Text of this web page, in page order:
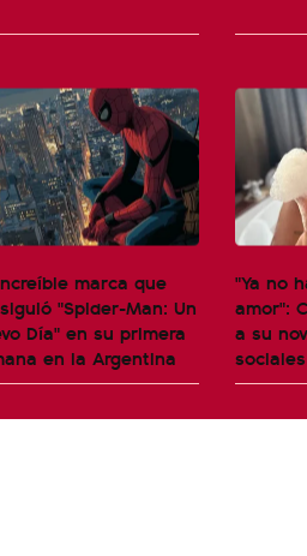
marca que
"Spider-Man: Un
Día" en su primera
en la Argentina
"Ya no
amor":
a su
sociales